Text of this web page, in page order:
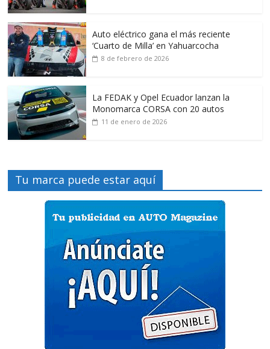
Auto eléctrico gana el más reciente
‘Cuarto de Milla’ en Yahuarcocha
8 de febrero de 2026
La FEDAK y Opel Ecuador lanzan la
Monomarca CORSA con 20 autos
11 de enero de 2026
Tu marca puede estar aquí